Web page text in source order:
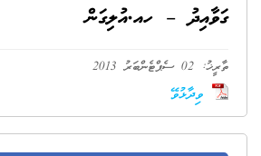
ގަވާއިދު – ހއ.އުލިގަން
ތާރީޚު: 02 ސެޕްޓެންބަރު 2013
ވިދާޅުވޭ